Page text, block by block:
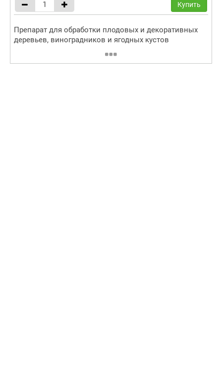
Купить
Препарат для обработки плодовых и декоративных
деревьев, виноградников и ягодных кустов